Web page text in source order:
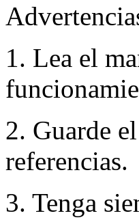
1. Lea el
2. Guarde
referencias.
3. Tenga